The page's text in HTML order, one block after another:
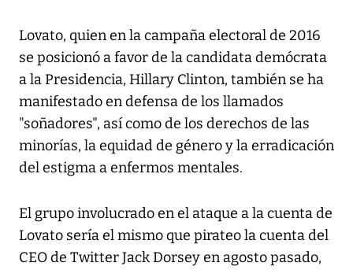
Lovato, quien en la campaña electoral de 2016
se posicionó a favor de la candidata demócrata
a la Presidencia, Hillary Clinton, también se ha
manifestado en defensa de los llamados
"soñadores", así como de los derechos de las
minorías, la equidad de género y la erradicación
del estigma a enfermos mentales.
El grupo involucrado en el ataque a la cuenta de
Lovato sería el mismo que pirateo la cuenta del
CEO de Twitter Jack Dorsey en agosto pasado,